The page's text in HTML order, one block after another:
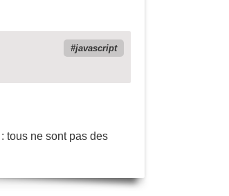
javascript
tous ne sont pas des